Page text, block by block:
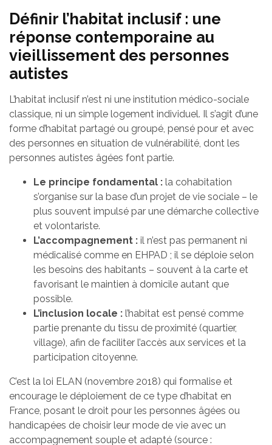
Définir l’habitat inclusif : une
réponse contemporaine au
vieillissement des personnes
autistes
L’habitat inclusif n’est ni une institution médico-sociale
classique, ni un simple logement individuel. Il s’agit d’une
forme d’habitat partagé ou groupé, pensé pour et avec
des personnes en situation de vulnérabilité, dont les
personnes autistes âgées font partie.
Le principe fondamental : la cohabitation
s’organise sur la base d’un projet de vie sociale – le
plus souvent impulsé par une démarche collective
et volontariste.
L’accompagnement : il n’est pas permanent ni
médicalisé comme en EHPAD ; il se déploie selon
les besoins des habitants – souvent à la carte et
favorisant le maintien à domicile autant que
possible.
L’inclusion locale : l’habitat est pensé comme
partie prenante du tissu de proximité (quartier,
village), afin de faciliter l’accès aux services et la
participation citoyenne.
C’est la loi ELAN (novembre 2018) qui formalise et
encourage le déploiement de ce type d’habitat en
France, posant le droit pour les personnes âgées ou
handicapées de choisir leur mode de vie avec un
accompagnement souple et adapté (source :